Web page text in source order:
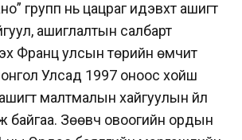
групп нь цацраг идэвхт ашигт
ашиглалтын салбарт
Франц улсын төрийн өмчит
Улсад 1997 оноос хойш
малтмалын хайгуулын үйл
байгаа. Зөөвч овоогийн ордын